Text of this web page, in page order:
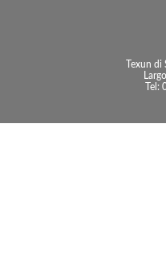
Texun